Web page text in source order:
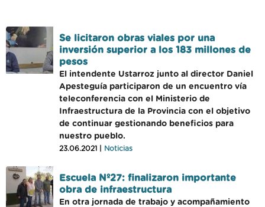
Se licitaron obras viales por una
inversión superior a los 183 millones de
pesos
El intendente Ustarroz junto al director Daniel
Apesteguía participaron de un encuentro vía
teleconferencia con el Ministerio de
Infraestructura de la Provincia con el objetivo
de continuar gestionando beneficios para
nuestro pueblo.
23.06.2021 | Noticias
Escuela Nº27: finalizaron importante
obra de infraestructura
En otra jornada de trabajo y acompañamiento